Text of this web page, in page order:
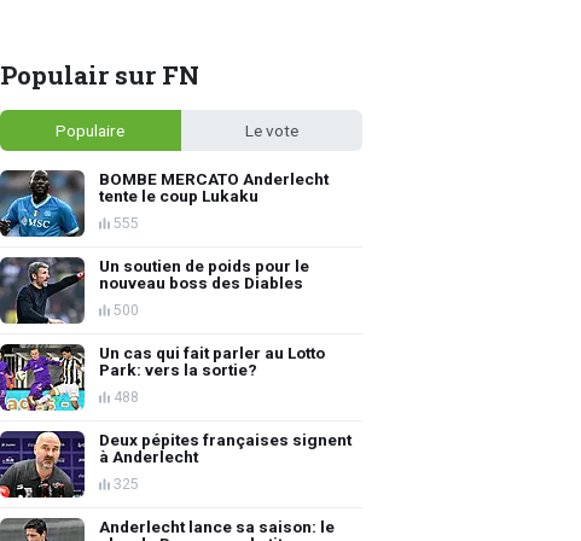
Populair sur FN
Populaire Le vote
BOMBE MERCATO Anderlecht
tente le coup Lukaku
555
Un soutien de poids pour le
nouveau boss des Diables
500
Un cas qui fait parler au Lotto
Park: vers la sortie?
488
Deux pépites françaises signent
à Anderlecht
325
Anderlecht lance sa saison: le